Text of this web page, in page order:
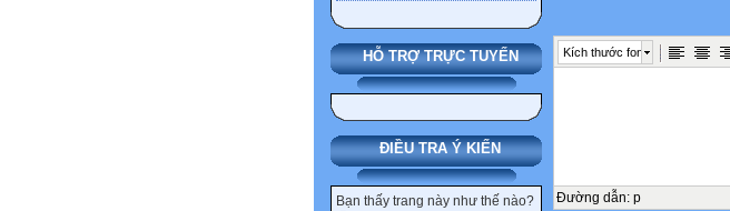
HỖ TRỢ TRỰC TUYẾN
ĐIỀU TRA Ý KIẾN
Bạn thấy trang này như thế nào?
Kích thước font
Đường dẫn: p